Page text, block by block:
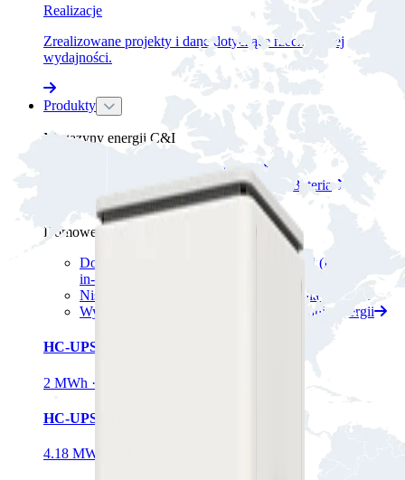
Realizacje
Zrealizowane projekty i dane dotyczące rzeczywistej
wydajności.
Produkty
Magazyny energii C&I
Kontenerowy magazyn energii
System magazynowania energii PV+Bateria
Szafowy magazyn energii
Domowe magazyny energii
Domowy system magazynowania energii (BESS) All-
in-One
Niskonapięciowy system magazynowania energii
Wysokonapięciowy system magazynowania energii
HC-UPSA2089L
2 MWh · Chłodzenie cieczą
HC-UPSB4180L
4.18 MWh · Chłodzenie cieczą